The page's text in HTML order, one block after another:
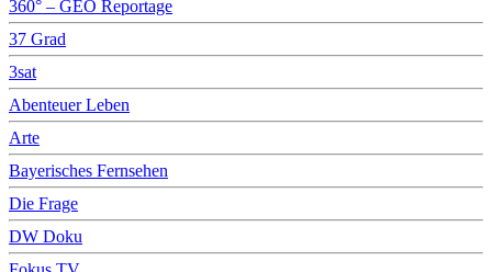
360° – GEO Reportage
37 Grad
3sat
Abenteuer Leben
Arte
Bayerisches Fernsehen
Die Frage
DW Doku